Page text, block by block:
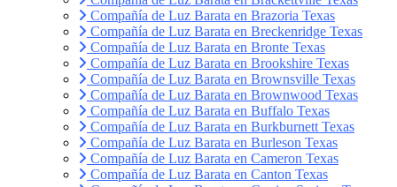
Compañía de Luz Barata en Brazoria Texas
Compañía de Luz Barata en Breckenridge Texas
Compañía de Luz Barata en Bronte Texas
Compañía de Luz Barata en Brookshire Texas
Compañía de Luz Barata en Brownsville Texas
Compañía de Luz Barata en Brownwood Texas
Compañía de Luz Barata en Buffalo Texas
Compañía de Luz Barata en Burkburnett Texas
Compañía de Luz Barata en Burleson Texas
Compañía de Luz Barata en Cameron Texas
Compañía de Luz Barata en Canton Texas